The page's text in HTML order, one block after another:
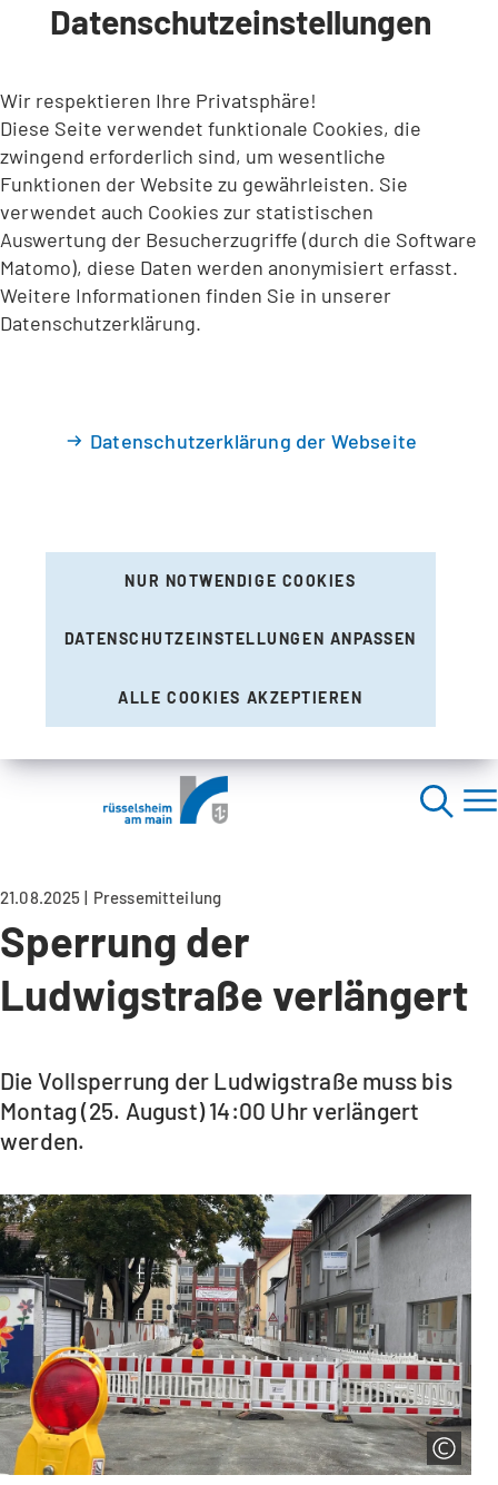
INHALT ANSPRINGEN
Datenschutzeinstellungen
Wir respektieren Ihre Privatsphäre!
Diese Seite verwendet funktionale Cookies, die
zwingend erforderlich sind, um wesentliche
Funktionen der Website zu gewährleisten. Sie
verwendet auch Cookies zur statistischen
Auswertung der Besucherzugriffe (durch die Software
Matomo), diese Daten werden anonymisiert erfasst.
Weitere Informationen finden Sie in unserer
Datenschutzerklärung.
Datenschutzerklärung der Webseite
NUR NOTWENDIGE COOKIES
DATENSCHUTZEINSTELLUNGEN ANPASSEN
ALLE COOKIES AKZEPTIEREN
21.08.2025 Pressemitteilung
Sperrung der
Ludwigstraße verlängert
Die Vollsperrung der Ludwigstraße muss bis
Montag (25. August) 14:00 Uhr verlängert
werden.